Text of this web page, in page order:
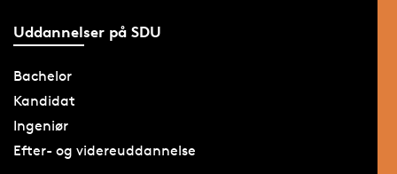
Uddannelser på SDU
Bachelor
Kandidat
Ingeniør
Efter- og videreuddannelse